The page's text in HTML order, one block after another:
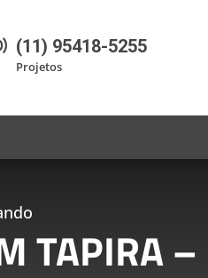
(11) 95418-5255
Projetos
TAPIRA –